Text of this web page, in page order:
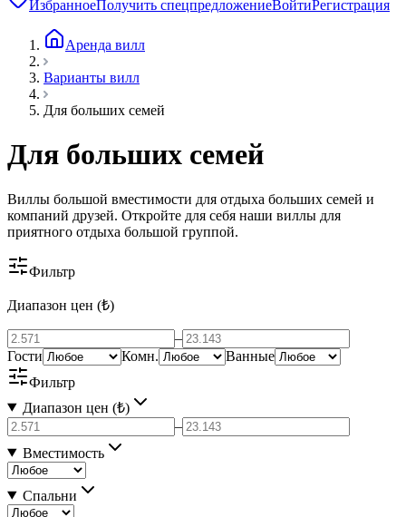
ИзбранноеПолучить спецпредложениеВойтиРегистрация
Аренда вилл
Варианты вилл
Для больших семей
Для больших семей
Виллы большой вместимости для отдыха больших семей и
компаний друзей. Откройте для себя наши виллы для
приятного отдыха большой группой.
Фильтр
Диапазон цен (₺)
–
Гости
Комн.
Ванные
Фильтр
Диапазон цен (₺)
–
Вместимость
Спальни